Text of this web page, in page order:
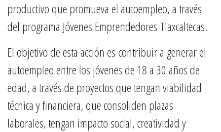
productivo que promueva el autoempleo, a través
del programa Jóvenes Emprendedores Tlaxcaltecas.
El objetivo de esta acción es contribuir a generar el
autoempleo entre los jóvenes de 18 a 30 años de
edad, a través de proyectos que tengan viabilidad
técnica y financiera, que consoliden plazas
laborales, tengan impacto social, creatividad y